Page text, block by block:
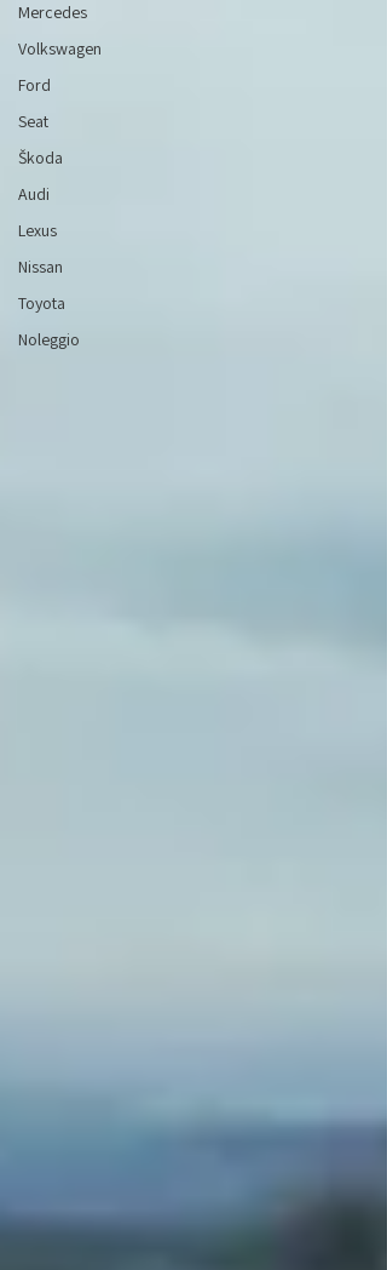
Mercedes
Volkswagen
Ford
Seat
Škoda
Audi
Lexus
Nissan
Toyota
Noleggio